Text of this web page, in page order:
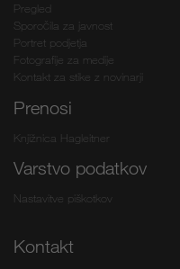
Pregled
Sporočila za javnost
Portret podjetja
Fotografije za medije
Kontakt za stike z novinarji
Prenosi
Knjižnica Hagleitner
Varstvo podatkov
Nastavitve piškotkov
Kontakt